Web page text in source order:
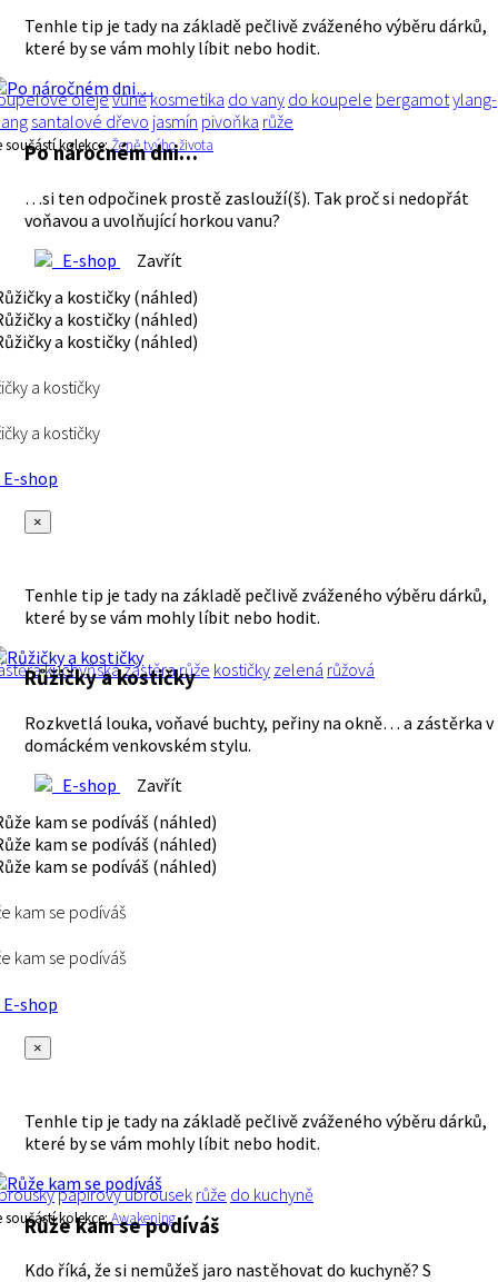
Tenhle tip je tady na základě pečlivě zváženého výběru dárků,
které by se vám mohly líbit nebo hodit.
olejevůněkosmetika do vany do koupele bergamotylang-
santalové dřevo jasmín pivoňka růže
součástí kolekce:Ženě tvýho života
Po náročném dni…
…si ten odpočinek prostě zaslouží(š). Tak proč si nedopřát
voňavou a uvolňující horkou vanu?
E-shop
Zavřít
a kostičky
a kostičky
shop
×
Tenhle tip je tady na základě pečlivě zváženého výběru dárků,
které by se vám mohly líbit nebo hodit.
kuchyňská zástěra růže kostičky zelená růžová
Růžičky a kostičky
Rozkvetlá louka, voňavé buchty, peřiny na okně… a zástěrka v
domáckém venkovském stylu.
E-shop
Zavřít
kam se podíváš
kam se podíváš
shop
×
Tenhle tip je tady na základě pečlivě zváženého výběru dárků,
které by se vám mohly líbit nebo hodit.
papírový ubrousek růže do kuchyně
součástí kolekce:Awakening
Růže kam se podíváš
Kdo říká, že si nemůžeš jaro nastěhovat do kuchyně? S